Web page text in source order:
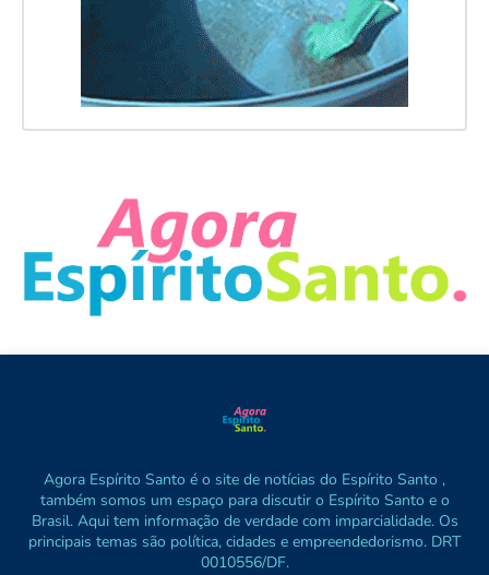
Agora Espírito Santo é o site de notícias do Espírito Santo ,
também somos um espaço para discutir o Espírito Santo e o
Brasil. Aqui tem informação de verdade com imparcialidade. Os
principais temas são política, cidades e empreendedorismo. DRT
0010556/DF.